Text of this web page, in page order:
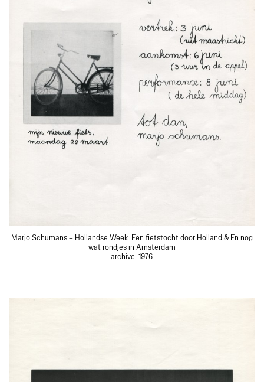
Marjo Schumans – Hollandse Week: Een fietstocht door Holland & En nog
wat rondjes in Amsterdam
archive, 1976